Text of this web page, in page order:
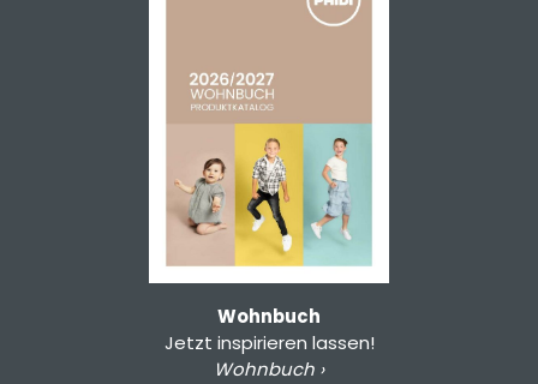
Wohnbuch
Jetzt inspirieren lassen!
Wohnbuch ›